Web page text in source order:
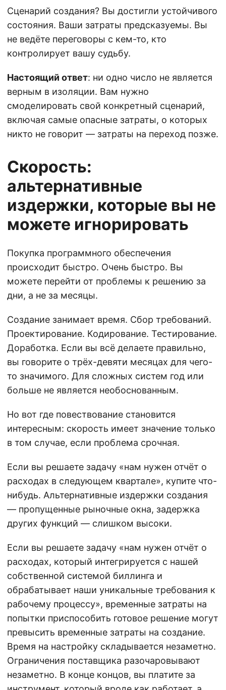
Сценарий создания? Вы достигли устойчивого
состояния. Ваши затраты предсказуемы. Вы
не ведёте переговоры с кем-то, кто
контролирует вашу судьбу.
Настоящий ответ: ни одно число не является
верным в изоляции. Вам нужно
смоделировать свой конкретный сценарий,
включая самые опасные затраты, о которых
никто не говорит — затраты на переход позже.
Скорость:
альтернативные
издержки, которые вы не
можете игнорировать
Покупка программного обеспечения
происходит быстро. Очень быстро. Вы
можете перейти от проблемы к решению за
дни, а не за месяцы.
Создание занимает время. Сбор требований.
Проектирование. Кодирование. Тестирование.
Доработка. Если вы всё делаете правильно,
вы говорите о трёх-девяти месяцах для чего-
то значимого. Для сложных систем год или
больше не является необоснованным.
Но вот где повествование становится
интересным: скорость имеет значение только
в том случае, если проблема срочная.
Если вы решаете задачу «нам нужен отчёт о
расходах в следующем квартале», купите что-
нибудь. Альтернативные издержки создания
— пропущенные рыночные окна, задержка
других функций — слишком высоки.
Если вы решаете задачу «нам нужен отчёт о
расходах, который интегрируется с нашей
собственной системой биллинга и
обрабатывает наши уникальные требования к
рабочему процессу», временные затраты на
попытки приспособить готовое решение могут
превысить временные затраты на создание.
Время на настройку складывается незаметно.
Ограничения поставщика разочаровывают
незаметно. В конце концов, вы платите за